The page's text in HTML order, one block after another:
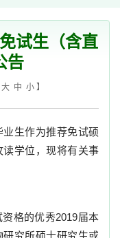
试生（含直
告
大 中 小】
生作为推荐免试硕
学位，现将有关事
格的优秀2019届本
究所硕士研究生或